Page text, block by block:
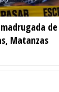
Matanzas